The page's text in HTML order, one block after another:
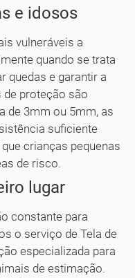
e idosos
vulneráveis a
quando se trata
quedas e garantir a
de proteção são
de 3mm ou 5mm, as
suficiente
crianças pequenas
de risco.
lugar
constante para
o serviço de Tela de
especializada para
de estimação.